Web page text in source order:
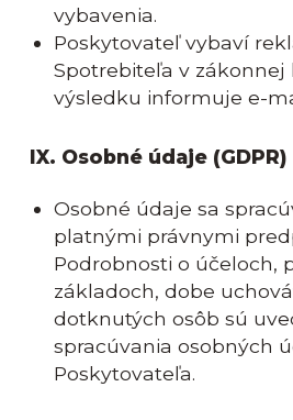
vybavenia.
Poskytovateľ vybaví
Spotrebiteľa v zákonnej
výsledku informuje e-
IX. Osobné údaje (GDPR)
Osobné údaje sa
platnými právnymi
Podrobnosti o účeloch,
základoch, dobe
dotknutých osôb sú
spracúvania osobných
Poskytovateľa.